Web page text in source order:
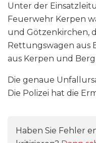
Unter der
Feuerwehr Kerpen
und Götzenkirchen,
Rettungswagen aus
aus Kerpen und
Die genaue
Die Polizei hat die
Haben Sie Fehler